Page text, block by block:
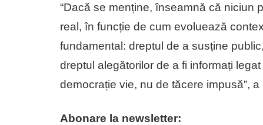
“Dacă se menține, înseamnă că niciun
real, în funcție de cum evoluează
fundamental: dreptul de a susține
dreptul alegătorilor de a fi informați
democrație vie, nu de tăcere impusă”,
Abonare la newsletter: